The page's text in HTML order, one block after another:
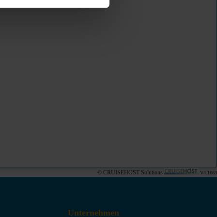
© CRUISEHOST Solutions V4.1663
Unternehmen